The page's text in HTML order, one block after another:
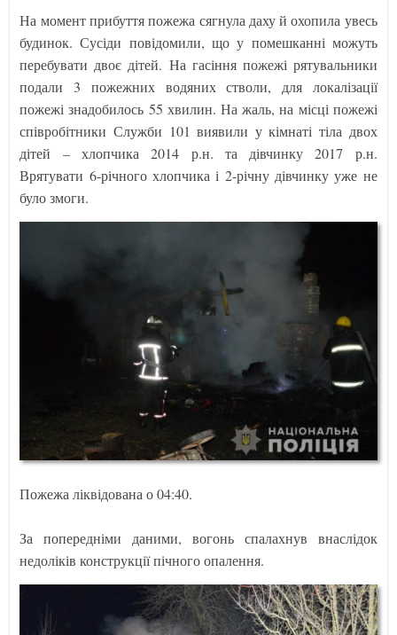
На момент прибуття пожежа сягнула даху й охопила увесь
будинок. Сусіди повідомили, що у помешканні можуть
перебувати двоє дітей. На гасіння пожежі рятувальники
подали 3 пожежних водяних стволи, для локалізації
пожежі знадобилось 55 хвилин. На жаль, на місці пожежі
співробітники Служби 101 виявили у кімнаті тіла двох
дітей – хлопчика 2014 р.н. та дівчинку 2017 р.н.
Врятувати 6-річного хлопчика і 2-річну дівчинку уже не
було змоги.
Пожежа ліквідована о 04:40.
За попередніми даними, вогонь спалахнув внаслідок
недоліків конструкції пічного опалення.